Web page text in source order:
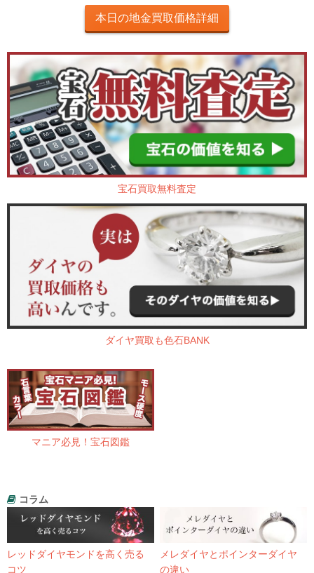
本日の地金買取価格詳細
宝石買取無料査定
ダイヤ買取も色石BANK
マニア必見！宝石図鑑
コラム
レッドダイヤモンドを高く売る
コツ
メレダイヤとポインターダイヤ
の違い